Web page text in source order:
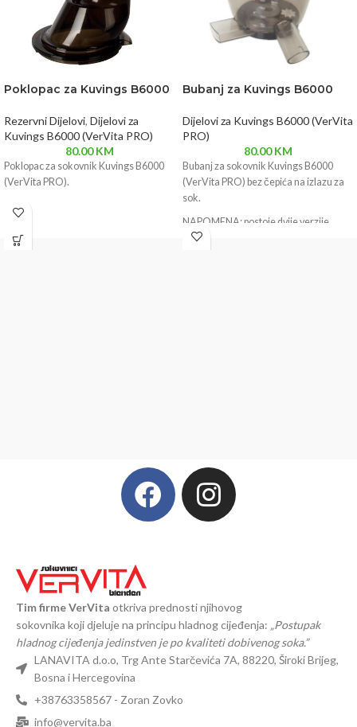
Poklopac za Kuvings B6000
Rezervni Dijelovi, Dijelovi za
Kuvings B6000 (VerVita PRO)
80.00KM
Poklopac za sokovnik Kuvings B6000
(VerVita PRO).
Bubanj za Kuvings B6000
Dijelovi za Kuvings B6000 (VerVita
PRO)
80.00KM
Bubanj za sokovnik Kuvings B6000
(VerVita PRO) bez čepića na izlazu za
sok.
NAPOMENA: postoje dvije verzije
bubnja - s 3 i li s 4 pričvrsne točke s
Tim firme VerVita otkriva prednosti njihovog
sokovnika koji djeluje na principu hladnog cijeđenja: „Postupak
hladnog cijeđenja jedinstven je po kvaliteti dobivenog soka.”
LANAVITA d.o.o, Trg Ante Starčevića 7A, 88220, Široki Brijeg,
Bosna i Hercegovina
+38763358567 - Zoran Zovko
info@vervita.ba